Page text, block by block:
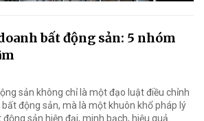
bất động sản: 5 nhóm
sản không chỉ là một đạo luật điều chỉnh
động sản, mà là một khuôn khổ pháp lý
sản hiện đại, minh bạch, hiệu quả.